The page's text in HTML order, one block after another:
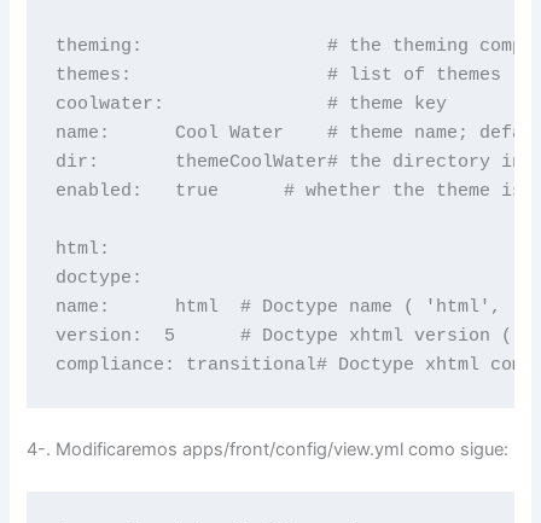
theming:                 # the theming
themes:                  # list of themes
coolwater:               # theme key
name:      Cool Water    # theme name;
dir:       themeCoolWater# the directory
enabled:   true      # whether the theme is
html:
doctype:
name:      html  # Doctype name ( 'html',
version:  5      # Doctype xhtml
4-. Modificaremos apps/front/config/view.yml como sigue: